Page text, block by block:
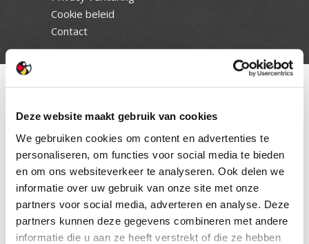
Deze website maakt gebruik van cookies
We gebruiken cookies om content en advertenties te
personaliseren, om functies voor social media te bieden
en om ons websiteverkeer te analyseren. Ook delen we
informatie over uw gebruik van onze site met onze
partners voor social media, adverteren en analyse. Deze
partners kunnen deze gegevens combineren met andere
informatie die u aan ze heeft verstrekt of die ze hebben
Cookie beleid
Contact